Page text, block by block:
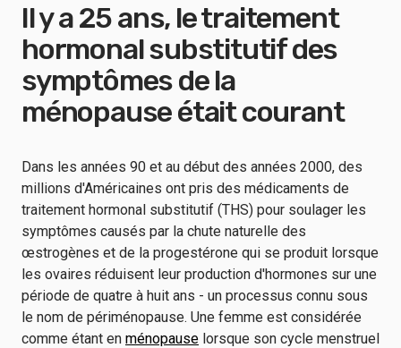
Il y a 25 ans, le traitement
hormonal substitutif des
symptômes de la
ménopause était courant
Dans les années 90 et au début des années 2000, des
millions d'Américaines ont pris des médicaments de
traitement hormonal substitutif (THS) pour soulager les
symptômes causés par la chute naturelle des
œstrogènes et de la progestérone qui se produit lorsque
les ovaires réduisent leur production d'hormones sur une
période de quatre à huit ans - un processus connu sous
le nom de périménopause. Une femme est considérée
comme étant en ménopause lorsque son cycle menstruel